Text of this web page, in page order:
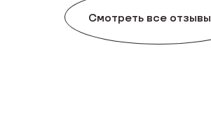
Смотреть все отзывы